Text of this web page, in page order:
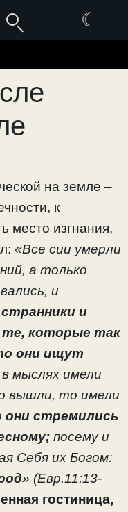
☾
на земле –
к
место изгнания,
«Все сии умерли
а только
и
и
те, которые так
они ищут
мыслях имели
вышли, то имели
они стремились
посему и
Себя их Богом:
» (Евр.11:13-
гостиница,